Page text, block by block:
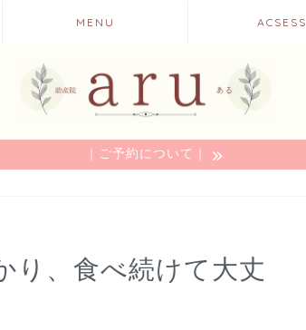
MENU ACSESS
｜ご予約について｜
り、食べ続けて大丈